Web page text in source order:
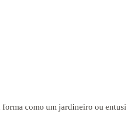
como um jardineiro ou